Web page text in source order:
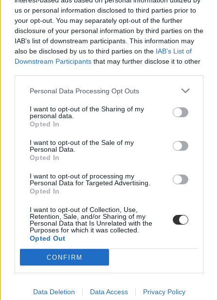
us or personal information disclosed to third parties prior to
your opt-out. You may separately opt-out of the further
disclosure of your personal information by third parties on the
IAB’s list of downstream participants. This information may
also be disclosed by us to third parties on the IAB’s List of
Downstream Participants that may further disclose it to other
Personal Data Processing Opt Outs
I want to opt-out of the Sharing of my
personal data.
Opted In
I want to opt-out of the Sale of my
Personal Data.
Opted In
I want to opt-out of processing my
Personal Data for Targeted Advertising.
Opted In
I want to opt-out of Collection, Use,
Retention, Sale, and/or Sharing of my
Personal Data that Is Unrelated with the
Purposes for which it was collected.
Opted Out
CONFIRM
Data Deletion Data Access Privacy Policy
téli szünet